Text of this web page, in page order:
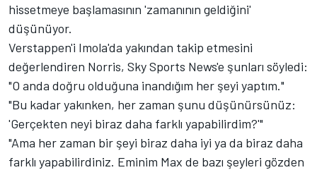
hissetmeye başlamasının 'zamanının geldiğini'
düşünüyor.
Verstappen'i Imola'da yakından takip etmesini
değerlendiren Norris, Sky Sports News'e şunları söyledi:
"O anda doğru olduğuna inandığım her şeyi yaptım."
"Bu kadar yakınken, her zaman şunu düşünürsünüz:
'Gerçekten neyi biraz daha farklı yapabilirdim?'"
"Ama her zaman bir şeyi biraz daha iyi ya da biraz daha
farklı yapabilirdiniz. Eminim Max de bazı şeyleri gözden